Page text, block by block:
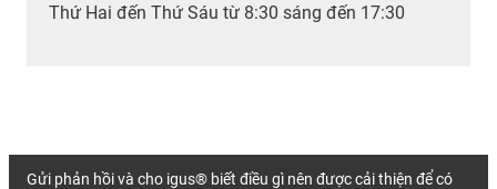
Thứ Hai đến Thứ Sáu từ 8:30 sáng đến 17:30
Gửi phản hồi và cho igus® biết điều gì nên được cải thiện để có